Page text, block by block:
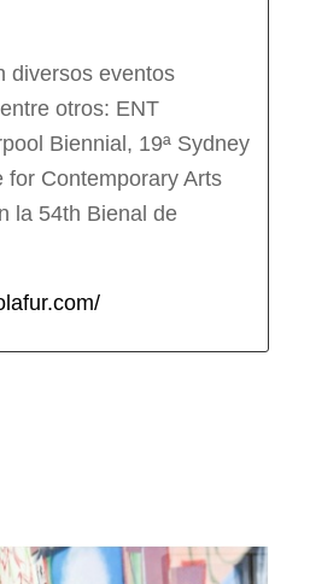
diversos eventos
otros: ENT
Biennial, 19ª Sydney
for Contemporary Arts
la 54th Bienal de